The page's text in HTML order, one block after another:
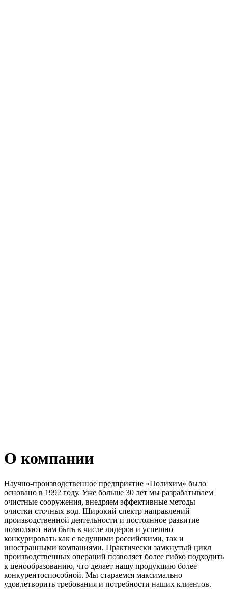
О компании
Научно-производственное предприятие «Полихим» было
основано в 1992 году. Уже больше 30 лет мы разрабатываем
очистные сооружения, внедряем эффективные методы
очистки сточных вод. Широкий спектр направлений
производственной деятельности и постоянное развитие
позволяют нам быть в числе лидеров и успешно
конкурировать как с ведущими российскими, так и
иностранными компаниями. Практически замкнутый цикл
производственных операций позволяет более гибко подходить
к ценообразованию, что делает нашу продукцию более
конкурентоспособной. Мы стараемся максимально
удовлетворить требования и потребности наших клиентов.